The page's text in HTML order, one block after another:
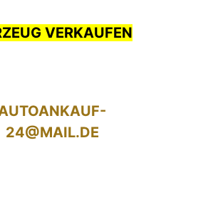
VERKAUFEN
24@MAIL.DE